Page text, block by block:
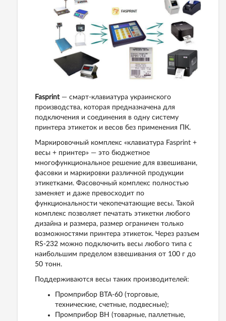
Fasprint— смарт-клавиатура украинского
производства, которая предназначена для
подключения и соединения в одну систему
принтера этикеток и весов без применения ПК.
Маркировочный комплекс «клавиатура Fasprint +
весы + принтер» — это бюджетное
многофункциональное решение для взвешивани,
фасовки и маркировки различной продукции
этикетками. Фасовочный комплекс полностью
заменяет и даже превосходит по
функциональности чекопечатающие весы. Такой
комплекс позволяет печатать этикетки любого
дизайна и размера, размер ограничен только
возможностями принтера этикеток. Через разъем
RS-232 можно подключить весы любого типа с
наибольшим пределом взвешивания от 100 г до
50 тонн.
Поддерживаются весы таких производителей:
Промприбор ВТА-60 (торговые,
технические, счетные, подвесные);
Промприбор ВН (товарные, паллетные,